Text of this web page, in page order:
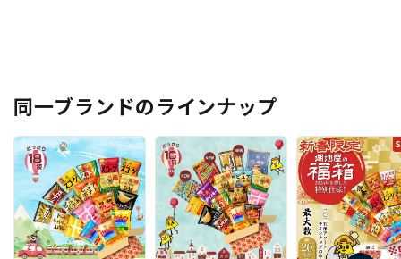
同一ブランドのラインナップ